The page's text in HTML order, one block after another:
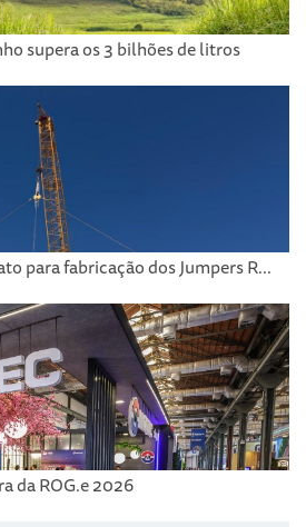
supera os 3 bilhões de litros
para fabricação dos Jumpers R...
da ROG.e 2026